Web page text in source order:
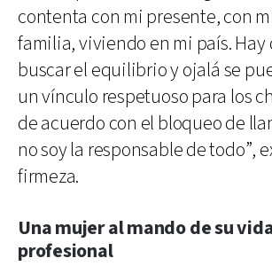
contenta con mi presente, con
familia, viviendo en mi país.
buscar el equilibrio y ojalá se
un vínculo respetuoso para los
de acuerdo con el bloqueo de
no soy la responsable de todo”,
firmeza.
Una mujer al mando de su
profesional